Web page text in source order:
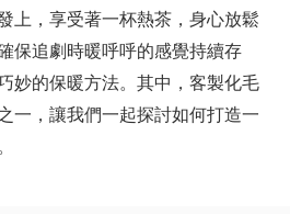
上，享受著一杯熱茶，身心放鬆
保追劇時暖呼呼的感覺持續存
妙的保暖方法。其中，客製化毛
一，讓我們一起探討如何打造一